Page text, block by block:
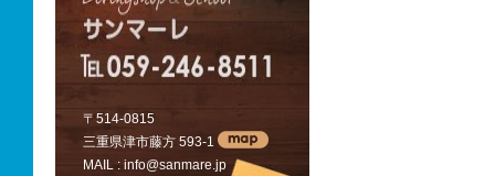
〒514-0815
三重県津市藤方 593-1
MAIL : info@sanmare.jp